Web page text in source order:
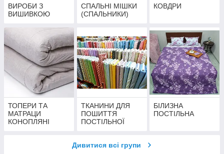
ВИРОБИ З
ВИШИВКОЮ
СПАЛЬНІ МІШКИ
(СПАЛЬНИКИ)
КОВДРИ
ТОПЕРИ ТА
МАТРАЦИ
КОНОПЛЯНІ
ТКАНИНИ ДЛЯ
ПОШИТТЯ
ПОСТІЛЬНОЇ
БІЛИЗНА
ПОСТІЛЬНА
Дивитися всі групи